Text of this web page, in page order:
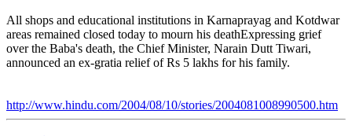
All shops and educational institutions in Karnaprayag and Kotdwar
areas remained closed today to mourn his deathExpressing grief
over the Baba's death, the Chief Minister, Narain Dutt Tiwari,
announced an ex-gratia relief of Rs 5 lakhs for his family.
http://www.hindu.com/2004/08/10/stories/2004081008990500.htm